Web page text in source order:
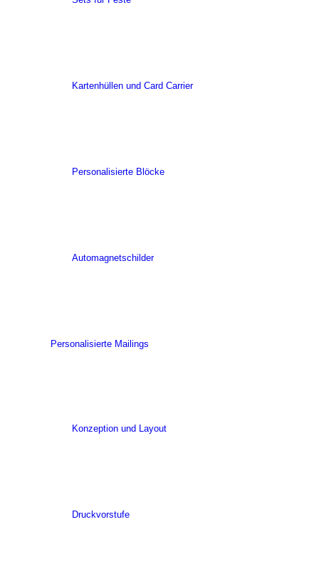
Kartenhüllen und Card Carrier
Personalisierte Blöcke
Automagnetschilder
Personalisierte Mailings
Konzeption und Layout
Druckvorstufe